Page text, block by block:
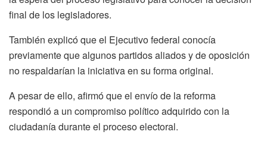
final de los legisladores.
También explicó que el Ejecutivo federal conocía
previamente que algunos partidos aliados y de oposición
no respaldarían la iniciativa en su forma original.
A pesar de ello, afirmó que el envío de la reforma
respondió a un compromiso político adquirido con la
ciudadanía durante el proceso electoral.